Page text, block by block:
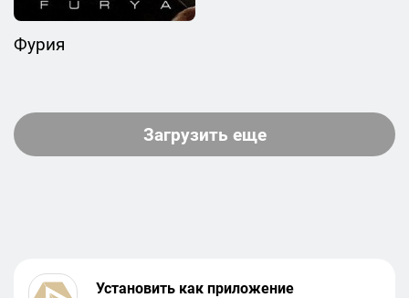
Фурия
Загрузить еще
Установить как приложение